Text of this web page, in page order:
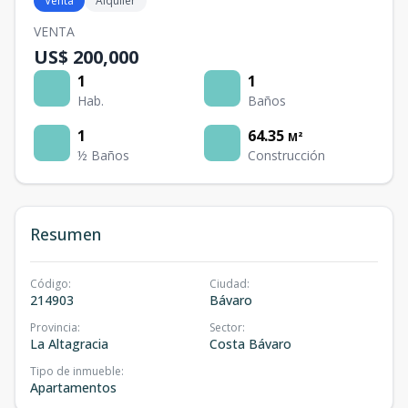
VENTA
US$ 200,000
1
Hab.
1
Baños
1
½ Baños
64.35 M²
Construcción
Resumen
Código:
214903
Ciudad:
Bávaro
Provincia:
La Altagracia
Sector:
Costa Bávaro
Tipo de inmueble:
Apartamentos